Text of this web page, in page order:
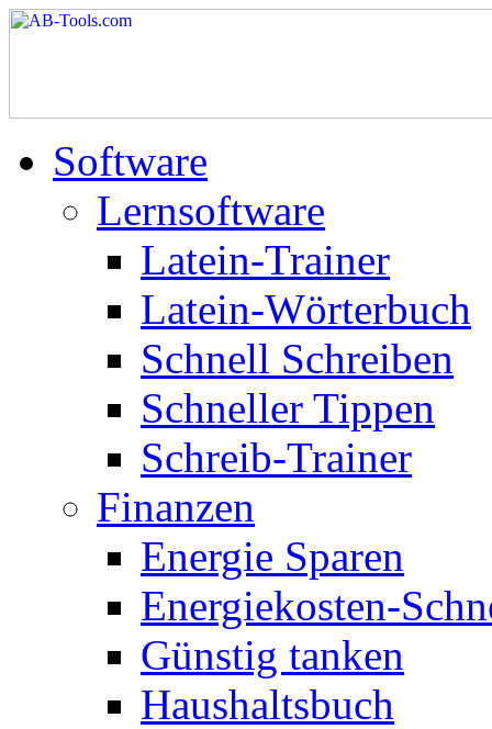
Software
Lernsoftware
Latein-Trainer
Latein-Wörterbuch
Schnell Schreiben
Schneller Tippen
Schreib-Trainer
Finanzen
Energie Sparen
Energiekosten-
Günstig tanken
Haushaltsbuch